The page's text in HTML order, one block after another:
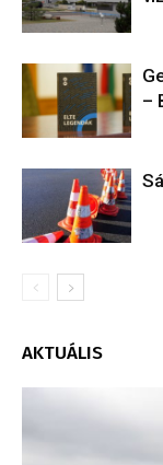
–
AKTUÁLIS